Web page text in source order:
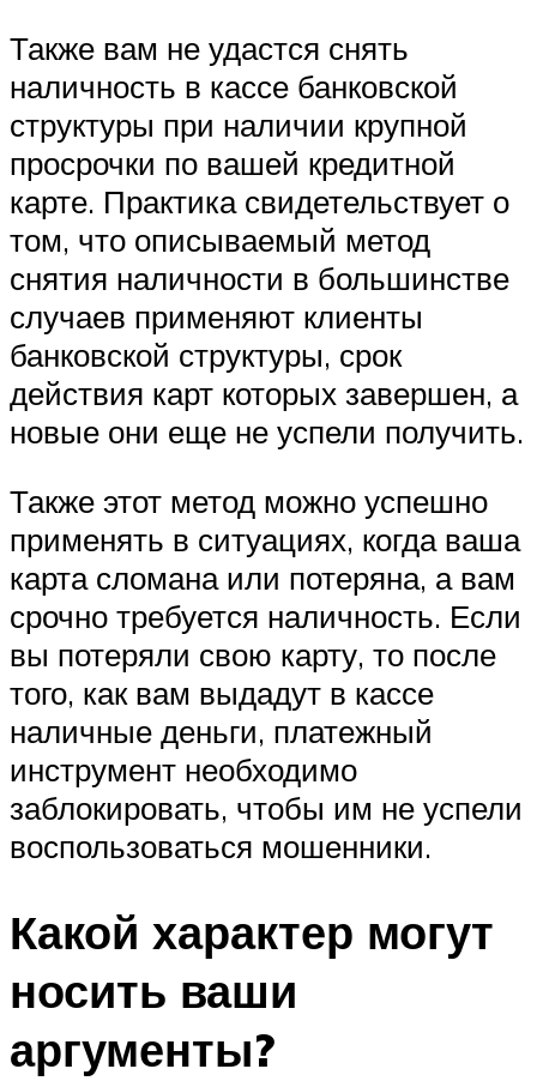
Также вам не удастся снять
наличность в кассе банковской
структуры при наличии крупной
просрочки по вашей кредитной
карте. Практика свидетельствует о
том, что описываемый метод
снятия наличности в большинстве
случаев применяют клиенты
банковской структуры, срок
действия карт которых завершен, а
новые они еще не успели получить.
Также этот метод можно успешно
применять в ситуациях, когда ваша
карта сломана или потеряна, а вам
срочно требуется наличность. Если
вы потеряли свою карту, то после
того, как вам выдадут в кассе
наличные деньги, платежный
инструмент необходимо
заблокировать, чтобы им не успели
воспользоваться мошенники.
Какой характер могут
носить ваши
аргументы?